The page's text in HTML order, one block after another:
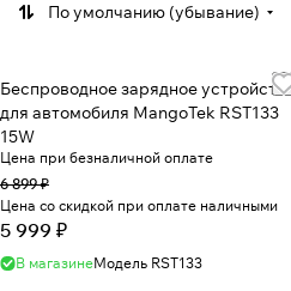
По умолчанию (убывание)
Беспроводное зарядное
для автомобиля MangoTek RST133
15W
Цена при безналичной оплате
6 899 ₽
Цена со скидкой при оплате наличными
5 999 ₽
В магазинеМодель RST133